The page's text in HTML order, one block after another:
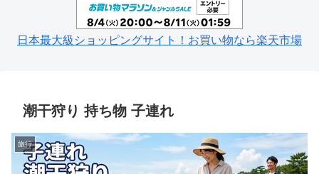
日本最大級ショッピングサイト！お買い物なら楽天市場
潮干狩り 持ち物 子連れ
旅行